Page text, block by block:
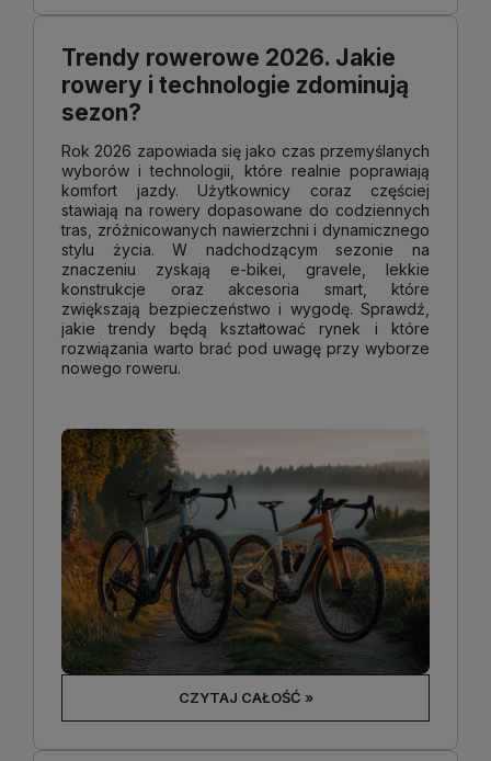
Trendy rowerowe 2026. Jakie
rowery i technologie zdominują
sezon?
Rok 2026 zapowiada się jako czas przemyślanych
wyborów i technologii, które realnie poprawiają
komfort jazdy. Użytkownicy coraz częściej
stawiają na rowery dopasowane do codziennych
tras, zróżnicowanych nawierzchni i dynamicznego
stylu życia. W nadchodzącym sezonie na
znaczeniu zyskają e-bikei, gravele, lekkie
konstrukcje oraz akcesoria smart, które
zwiększają bezpieczeństwo i wygodę. Sprawdź,
jakie trendy będą kształtować rynek i które
rozwiązania warto brać pod uwagę przy wyborze
nowego roweru.
CZYTAJ CAŁOŚĆ »